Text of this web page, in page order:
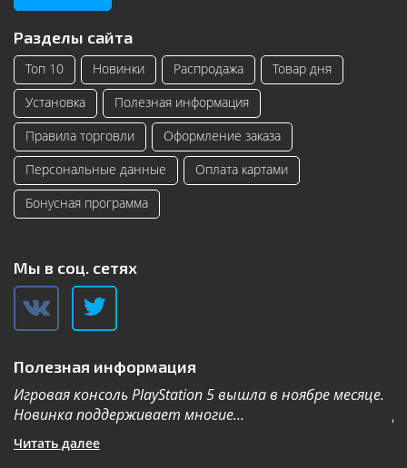
Разделы сайта
Топ 10 Новинки Распродажа
Товар дня
Установка
Полезная информация
Правила торговли
Оформление заказа
Персональные данные
Оплата картами
Бонусная программа
Мы в соц. сетях
Полезная информация
Игровая консоль PlayStation 5 вышла в ноябре месяце.
Новинка поддерживает многие...
Читать далее